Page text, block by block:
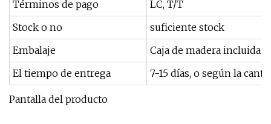
Términos de pago
LC, T/T
Stock o no
suficiente stock
Embalaje
Caja de madera incluida
El tiempo de entrega
7-15 días, o según la
Pantalla del producto